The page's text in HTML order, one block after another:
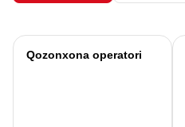
Qozonxona operatori